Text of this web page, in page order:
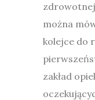
można
kolejce do
zakład